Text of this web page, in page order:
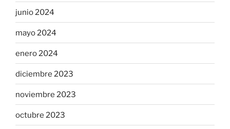
junio 2024
mayo 2024
enero 2024
diciembre 2023
noviembre 2023
octubre 2023